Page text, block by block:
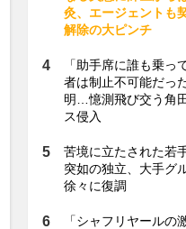
灸、エージェントも
解除の大ピンチ
「助手席に誰も乗っ
者は制止不可能だっ
明…憶測飛び交う角
ス侵入
苦境に立たされた若
突如の独立、大手グ
徐々に復調
「シャフリヤールの